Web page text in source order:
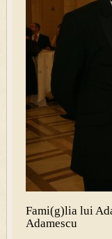
Fami(g)lia lui
Adamescu